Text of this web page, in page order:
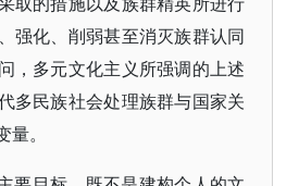
强化、削弱甚至消灭族群认同
，多元文化主义所强调的上述
多民族社会处理族群与国家关
。